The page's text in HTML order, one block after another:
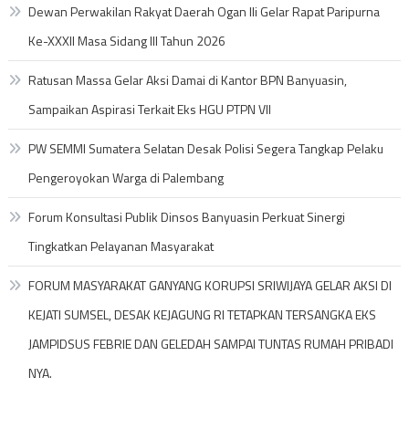
Dewan Perwakilan Rakyat Daerah Ogan Ili Gelar Rapat Paripurna
Ke-XXXII Masa Sidang III Tahun 2026
Ratusan Massa Gelar Aksi Damai di Kantor BPN Banyuasin,
Sampaikan Aspirasi Terkait Eks HGU PTPN VII
PW SEMMI Sumatera Selatan Desak Polisi Segera Tangkap Pelaku
Pengeroyokan Warga di Palembang
Forum Konsultasi Publik Dinsos Banyuasin Perkuat Sinergi
Tingkatkan Pelayanan Masyarakat
FORUM MASYARAKAT GANYANG KORUPSI SRIWIJAYA GELAR AKSI DI
KEJATI SUMSEL, DESAK KEJAGUNG RI TETAPKAN TERSANGKA EKS
JAMPIDSUS FEBRIE DAN GELEDAH SAMPAI TUNTAS RUMAH PRIBADI
NYA.